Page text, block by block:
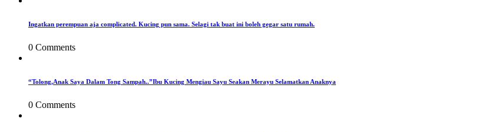
Ingatkan perempuan aja complicated. Kucing pun sama. Selagi tak buat ini boleh gegar satu rumah.
0 Comments
“Tolong,Anak Saya Dalam Tong Sampah..”Ibu Kucing Mengiau Sayu Seakan Merayu Selamatkan Anaknya
0 Comments